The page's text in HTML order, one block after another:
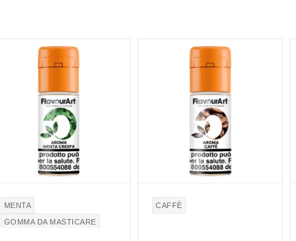
MENTA
GOMMA DA MASTICARE
CAFFÈ